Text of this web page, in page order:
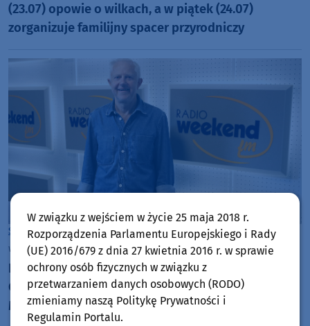
(23.07) opowie o wilkach, a w piątek (24.07)
zorganizuje familijny spacer przyrodniczy
SportGmina Chojnice
wtorek, 21 lipca 2026, 09:29
Brąz był na wyciągnięcie ręki. Zbigniew Piekarski z
Chojnickiego Klubu Żeglarskiego otarł się o medal
Mistrzostw Świata klasy Tornado
W związku z wejściem w życie 25 maja 2018 r.
Rozporządzenia Parlamentu Europejskiego i Rady
(UE) 2016/679 z dnia 27 kwietnia 2016 r. w sprawie
ochrony osób fizycznych w związku z
przetwarzaniem danych osobowych (RODO)
zmieniamy naszą Politykę Prywatności i
Regulamin Portalu.